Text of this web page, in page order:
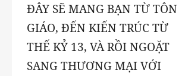
ĐÂY SẼ MANG BẠN TỪ TÔN
GIÁO, ĐẾN KIẾN TRÚC TỪ
THẾ KỶ 13, VÀ RỒI NGOẶT
SANG THƯƠNG MẠI VỚI